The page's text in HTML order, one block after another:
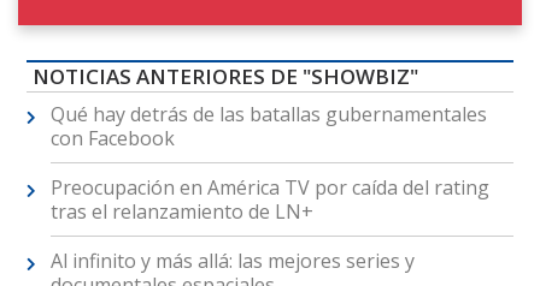
NOTICIAS ANTERIORES DE "SHOWBIZ"
Qué hay detrás de las batallas gubernamentales
con Facebook
Preocupación en América TV por caída del rating
tras el relanzamiento de LN+
Al infinito y más allá: las mejores series y